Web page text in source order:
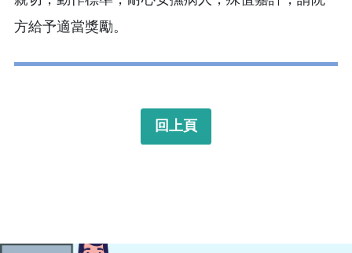
方給予適當獎勵。
回上頁